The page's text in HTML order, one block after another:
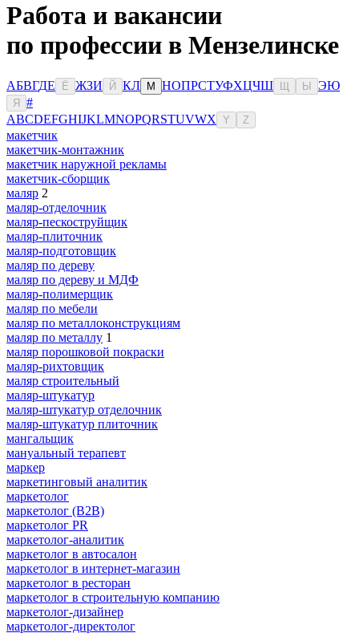
Работа и вакансии
по профессии в Мензелинске
АБВГДЕ Ё ЖЗИ Й КЛ М НОПРСТУФХЦЧШ Ы ЭЮ
Я
#
ABCDEFGHIJKLMNOPQRSTUVWX Y Z
макетчик
макетчик-монтажник
макетчик наружной рекламы
макетчик-сборщик
маляр 2
маляр-отделочник
маляр-пескоструйщик
маляр-плиточник
маляр-подготовщик
маляр по дереву
маляр по дереву и МДФ
маляр-полимерщик
маляр по мебели
маляр по металлоконструкциям
маляр по металлу 1
маляр порошковой покраски
маляр-рихтовщик
маляр строительный
маляр-штукатур
маляр-штукатур отделочник
маляр-штукатур плиточник
мангальщик
мануальный терапевт
маркер
маркетинговый аналитик
маркетолог
маркетолог (B2B)
маркетолог PR
маркетолог-аналитик
маркетолог в автосалон
маркетолог в интернет-магазин
маркетолог в ресторан
маркетолог в строительную компанию
маркетолог-дизайнер
маркетолог-директолог